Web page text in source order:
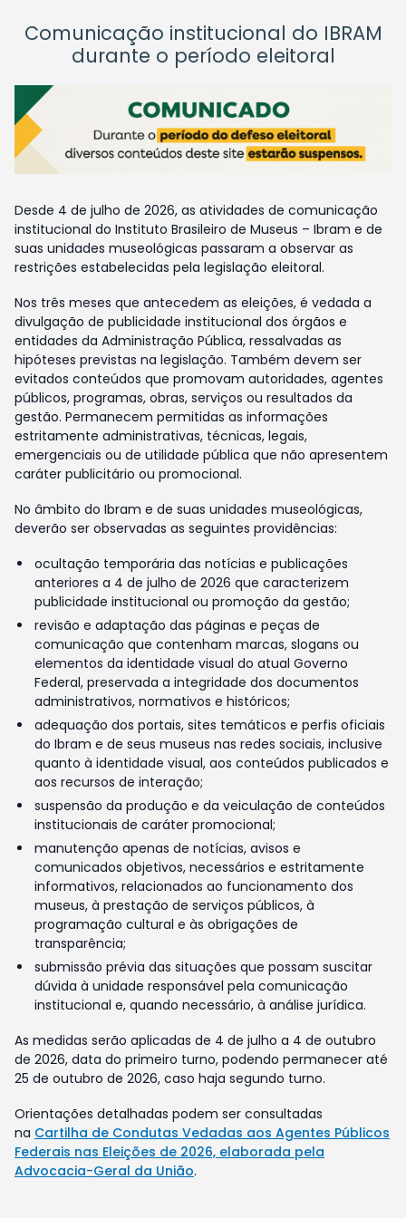
Comunicação institucional do IBRAM
durante o período eleitoral
Desde 4 de julho de 2026, as atividades de comunicação
institucional do Instituto Brasileiro de Museus – Ibram e de
suas unidades museológicas passaram a observar as
restrições estabelecidas pela legislação eleitoral.
Nos três meses que antecedem as eleições, é vedada a
divulgação de publicidade institucional dos órgãos e
entidades da Administração Pública, ressalvadas as
hipóteses previstas na legislação. Também devem ser
evitados conteúdos que promovam autoridades, agentes
públicos, programas, obras, serviços ou resultados da
gestão. Permanecem permitidas as informações
estritamente administrativas, técnicas, legais,
emergenciais ou de utilidade pública que não apresentem
caráter publicitário ou promocional.
No âmbito do Ibram e de suas unidades museológicas,
deverão ser observadas as seguintes providências:
ocultação temporária das notícias e publicações
anteriores a 4 de julho de 2026 que caracterizem
publicidade institucional ou promoção da gestão;
revisão e adaptação das páginas e peças de
comunicação que contenham marcas, slogans ou
elementos da identidade visual do atual Governo
Federal, preservada a integridade dos documentos
administrativos, normativos e históricos;
adequação dos portais, sites temáticos e perfis oficiais
do Ibram e de seus museus nas redes sociais, inclusive
quanto à identidade visual, aos conteúdos publicados e
aos recursos de interação;
suspensão da produção e da veiculação de conteúdos
institucionais de caráter promocional;
manutenção apenas de notícias, avisos e
comunicados objetivos, necessários e estritamente
informativos, relacionados ao funcionamento dos
museus, à prestação de serviços públicos, à
programação cultural e às obrigações de
transparência;
submissão prévia das situações que possam suscitar
dúvida à unidade responsável pela comunicação
institucional e, quando necessário, à análise jurídica.
As medidas serão aplicadas de 4 de julho a 4 de outubro
de 2026, data do primeiro turno, podendo permanecer até
25 de outubro de 2026, caso haja segundo turno.
Orientações detalhadas podem ser consultadas
na Cartilha de Condutas Vedadas aos Agentes Públicos
Federais nas Eleições de 2026, elaborada pela
Advocacia-Geral da União.